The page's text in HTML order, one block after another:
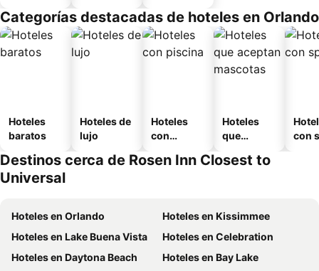
o
Categorías destacadas de hoteles en Orlando
Hoteles
baratos
Hoteles de
lujo
Hoteles
con
Hoteles
que
mascotas
con
Destinos cerca de Rosen Inn Closest to
Universal
Hoteles en Orlando
Hoteles en Kissimmee
Hoteles en Lake Buena Vista
Hoteles en Celebration
Hoteles en Daytona Beach
Hoteles en Bay Lake